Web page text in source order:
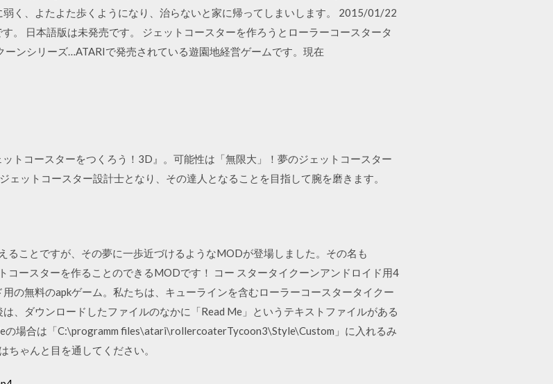
く、よたよた歩くようになり、治らないと家に帰ってしまいします。 2015/01/22
。 日本語版は未発売です。 ジェットコースターを作ろうとローラーコースタータ
ンシリーズ…ATARIで発売されている遊園地経営ゲームです。現在
トコースターをつくろう！3D』。可能性は「無限大」！夢のジェットコースター
ェットコースター設計士となり、その達人となることを目指して腕を磨きます。
ことですが、その夢に一歩近づけるようなMODが登場しました。その名も
コースターを作ることのできるMODです！ コー スタータイクーンアンドロイド用4
の無料のapkゲーム。私たちは、キューラインを含むローラーコースタータイクー
、ダウンロードしたファイルのなかに「Read Me」というテキストファイルがある
の場合は「C:\programm files\atari\rollercoaterTycoon3\Style\Custom」に入れるみ
ちゃんと目を通してください。